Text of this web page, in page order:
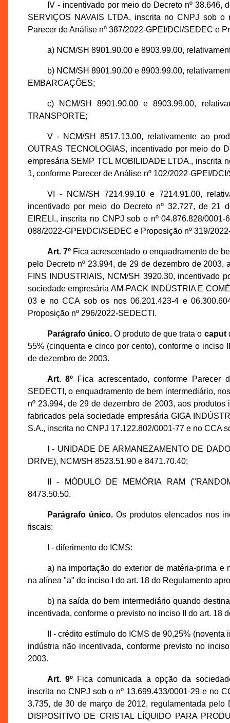
IV - incentivado por meio do Decreto nº
SERVIÇOS NAVAIS LTDA, inscrita no CNPJ sob o
Parecer de Análise nº 387/2022-GPEI/DCI/SEDEC e
a) NCM/SH 8901.90.00 e 8903.99.00,
b) NCM/SH 8901.90.00 e 8903.99.00,
EMBARCAÇÕES;
c) NCM/SH 8901.90.00 e 8903.99.00,
TRANSPORTE;
V - NCM/SH 8517.13.00, relativamente ao
OUTRAS TECNOLOGIAS, incentivado por meio do
empresária SEMP TCL MOBILIDADE LTDA., inscrita
1, conforme Parecer de Análise nº 102/2022-GPEI/
VI - NCM/SH 7214.99.10 e 7214.91.00,
incentivado por meio do Decreto nº 32.727, de 21
EIRELI., inscrita no CNPJ sob o nº 04.876.828/
088/2022-GPEI/DCI/SEDEC e Proposição nº 319/
Art. 7ºFica acrescentado o enquadramento de
pelo Decreto nº 23.994, de 29 de dezembro de
FINS INDUSTRIAIS, NCM/SH 3920.30, incentivado
sociedade empresária AM-PACK INDÚSTRIA E
03 e no CCA sob os nos 06.201.423-4 e
Proposição nº 296/2022-SEDECTI.
Parágrafo único.O produto de que trata o caput
55% (cinquenta e cinco por cento), conforme o inciso
de dezembro de 2003.
Art. 8º Fica acrescentado, conforme Parecer
SEDECTI, o enquadramento de bem intermediário,
nº 23.994, de 29 de dezembro de 2003, aos
fabricados pela sociedade empresária GIGA
S.A., inscrita no CNPJ 17.122.802/0001-77 e no CCA
I - UNIDADE DE ARMANEZAMENTO DE
DRIVE), NCM/SH 8523.51.90 e 8471.70.40;
II - MÓDULO DE MEMÓRIA RAM
8473.50.50.
Parágrafo único.Os produtos elencados nos
fiscais:
I - diferimento do ICMS:
a) na importação do exterior de matéria-prima
na alínea "a" do inciso I do art. 18 do Regulamento
b) na saída do bem intermediário quando
incentivada, conforme o previsto no inciso II do art. 18
II - crédito estímulo do ICMS de 90,25%
indústria não incentivada, conforme previsto no
2003.
Art. 9ºFica comunicada a opção da
inscrita no CNPJ sob o nº 13.699.433/0001-29 e no
3.735, de 30 de março de 2012, regulamentada
DISPOSITIVO DE CRISTAL LÍQUIDO PARA